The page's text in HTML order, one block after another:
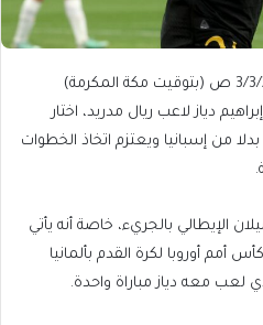
دياز لاعب ريال مدريد، اختار
من إسبانيا ويعتزم اتخاذ الخطوات
الإيطالي بالجريء، خاصة أنه يأتي
أوروبا لكرة القدم بألمانيا
لعب معه دياز مباراة واحدة.